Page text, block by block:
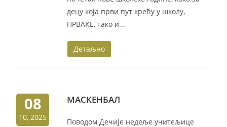
децу која први пут крећу у школу,
ПРВАКЕ, тако и...
Детаљно
08
10, 2025
МАСКЕНБАЛ
Поводом Дечије недеље учитељице